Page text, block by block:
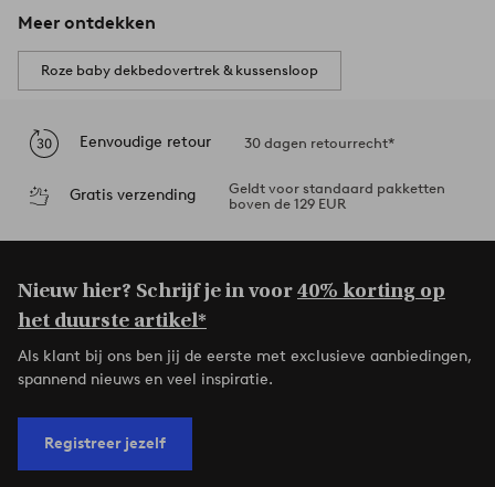
Meer ontdekken
Roze baby dekbedovertrek & kussensloop
Eenvoudige retour 30 dagen retourrecht*
Gratis verzending
Geldt voor standaard pakketten
boven de 129 EUR
Nieuw hier? Schrijf je in voor40% korting op
het duurste artikel*
Als klant bij ons ben jij de eerste met exclusieve aanbiedingen,
spannend nieuws en veel inspiratie.
Registreer jezelf